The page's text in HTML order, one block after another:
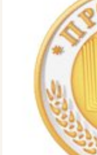
ПУБЛІКАЦІЇ